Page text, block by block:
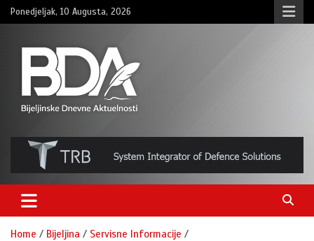
Skip
to
Ponedjeljak, 10 Augusta, 2026
BNDAN.com
Home Bijeljina
Servisne Informacije